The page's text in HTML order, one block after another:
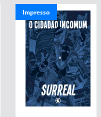
Impresso